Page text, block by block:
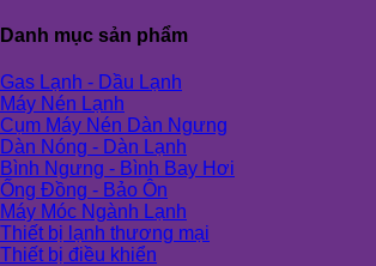
Danh mục sản phẩm
Gas Lạnh - Dầu Lạnh
Máy Nén Lạnh
Cụm Máy Nén Dàn Ngưng
Dàn Nóng - Dàn Lạnh
Bình Ngưng - Bình Bay Hơi
Ống Đồng - Bảo Ôn
Máy Móc Ngành Lạnh
Thiết bị lạnh thương mại
Thiết bị điều khiển